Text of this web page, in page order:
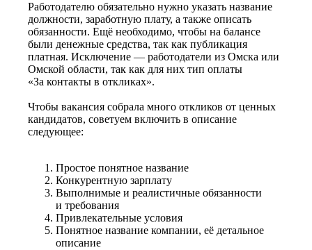
Работодателю обязательно нужно указать название
должности, заработную плату, а также описать
обязанности. Ещё необходимо, чтобы на балансе
были денежные средства, так как публикация
платная. Исключение — работодатели из Омска или
Омской области, так как для них тип оплаты
«За контакты в откликах».
Чтобы вакансия собрала много откликов от ценных
кандидатов, советуем включить в описание
следующее:
Простое понятное название
Конкурентную зарплату
Выполнимые и реалистичные обязанности
и требования
Привлекательные условия
Понятное название компании, её детальное
описание